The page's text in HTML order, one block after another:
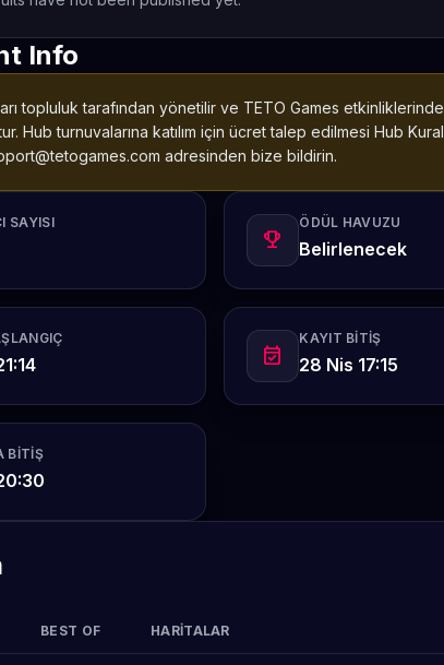
Info
topluluk tarafından yönetilir ve TETO Games
Hub turnuvalarına katılım için ücret talep edilmesi Hub
adresinden bize bildirin.
SAYISI
emoji_events
ÖDÜL HAVUZU
Belirlenecek
event_available
KAYIT BITIŞ
28 Nis 17:15
BITIŞ
BEST OF HARITALAR